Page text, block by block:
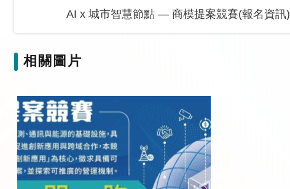
AI x 城市智慧節點 — 商模提案競賽(報名資訊)
相關圖片